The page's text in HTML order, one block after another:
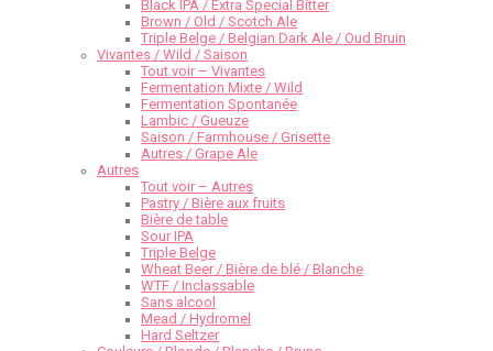
Black IPA / Extra Special Bitter
Brown / Old / Scotch Ale
Triple Belge / Belgian Dark Ale / Oud Bruin
Vivantes / Wild / Saison
Tout voir – Vivantes
Fermentation Mixte / Wild
Fermentation Spontanée
Lambic / Gueuze
Saison / Farmhouse / Grisette
Autres / Grape Ale
Autres
Tout voir – Autres
Pastry / Bière aux fruits
Bière de table
Sour IPA
Triple Belge
Wheat Beer / Bière de blé / Blanche
WTF / Inclassable
Sans alcool
Mead / Hydromel
Hard Seltzer